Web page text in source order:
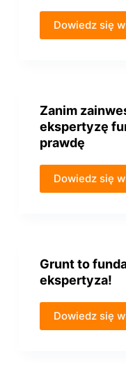
Dowiedz się
Zanim
ekspertyzę
prawdę
Dowiedz się
Grunt to
ekspertyza!
Dowiedz się